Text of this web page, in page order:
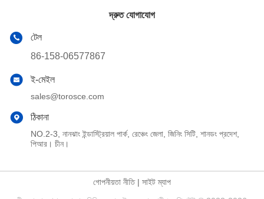
দ্রুত যোগাযোগ
টেল
86-158-06577867
ই-মেইল
sales@torosce.com
ঠিকানা
NO.2-3, নানঝাং ইন্ডাস্ট্রিয়াল পার্ক, রেঞ্চেং জেলা, জিনিং সিটি, শানডং প্রদেশ,
পিআর। চীন।
গোপনীয়তা নীতি| সাইট ম্যাপ